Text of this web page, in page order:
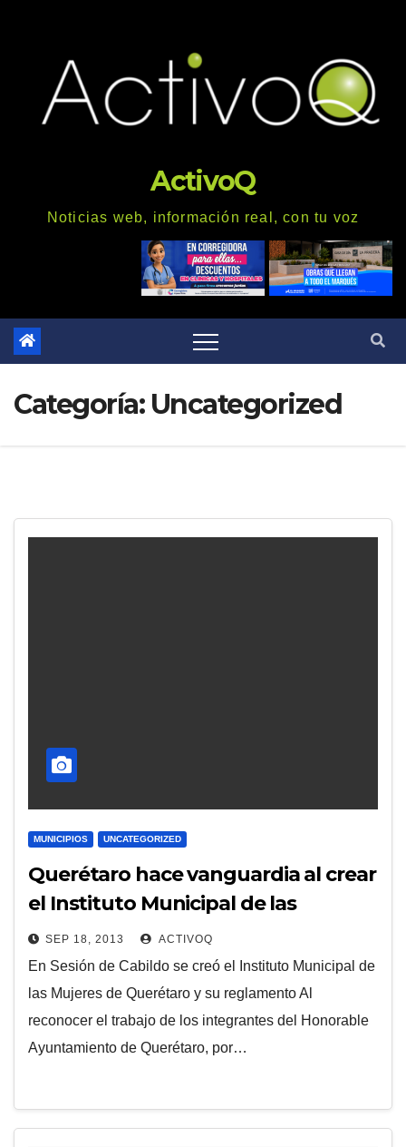
ActivoQ
Noticias web, información real, con tu voz
Categoría: Uncategorized
MUNICIPIOS UNCATEGORIZED
Querétaro hace vanguardia al crear
el Instituto Municipal de las
Mujeres: Roberto Loyola
SEP 18, 2013 ACTIVOQ
En Sesión de Cabildo se creó el Instituto Municipal de
las Mujeres de Querétaro y su reglamento Al
reconocer el trabajo de los integrantes del Honorable
Ayuntamiento de Querétaro, por…